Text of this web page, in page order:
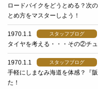
ロードバイクをどうとめる？次
とめ方をマスターしよう！
1970.1.1 スタッフブログ
タイヤを考える・・・その②チ
1970.1.1 スタッフブログ
手軽にしまなみ海道を体感？『
た！